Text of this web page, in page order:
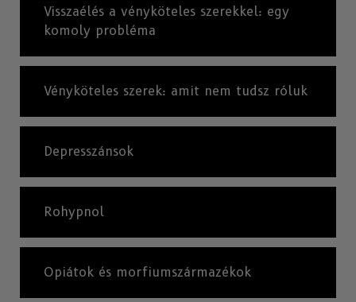
Visszaélés a vényköteles szerekkel: egy
komoly probléma
Vényköteles szerek: amit nem tudsz róluk
Depresszánsok
Rohypnol
Opiátok és morfiumszármazékok